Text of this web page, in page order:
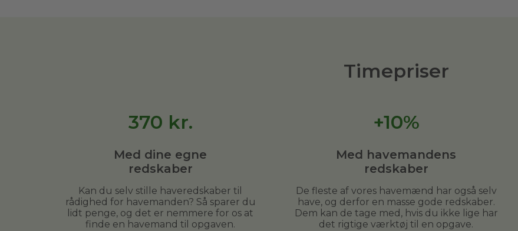
Timepriser
370 kr.
Med dine egne
redskaber
Kan du selv stille haveredskaber til
rådighed for havemanden? Så sparer du
lidt penge, og det er nemmere for os at
finde en havemand til opgaven.
+10%
Med havemandens
redskaber
De fleste af vores havemænd har også selv
have, og derfor en masse gode redskaber.
Dem kan de tage med, hvis du ikke lige har
det rigtige værktøj til en opgave.